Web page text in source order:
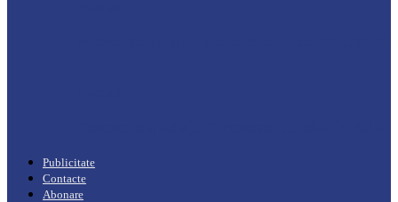
Publicitate
Contacte
Abonare